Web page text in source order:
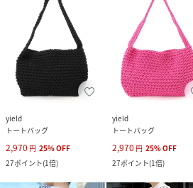
yield
トートバッグ
2,970 円 25%OFF
27ポイント(1倍)
yield
トートバッグ
2,970 円 25%OFF
27ポイント(1倍)